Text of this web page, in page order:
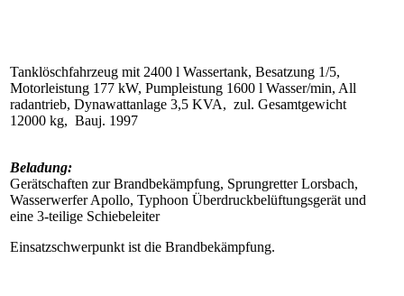
Tanklöschfahrzeug mit 2400 l Wassertank, Besatzung 1/5,
Motorleistung 177 kW, Pumpleistung 1600 l Wasser/min, All
radantrieb, Dynawattanlage 3,5 KVA, zul. Gesamtgewicht
12000 kg, Bauj. 1997
Beladung:
Gerätschaften zur Brandbekämpfung, Sprungretter Lorsbach,
Wasserwerfer Apollo, Typhoon Überdruckbelüftungsgerät und
eine 3-teilige Schiebeleiter
Einsatzschwerpunkt ist die Brandbekämpfung.